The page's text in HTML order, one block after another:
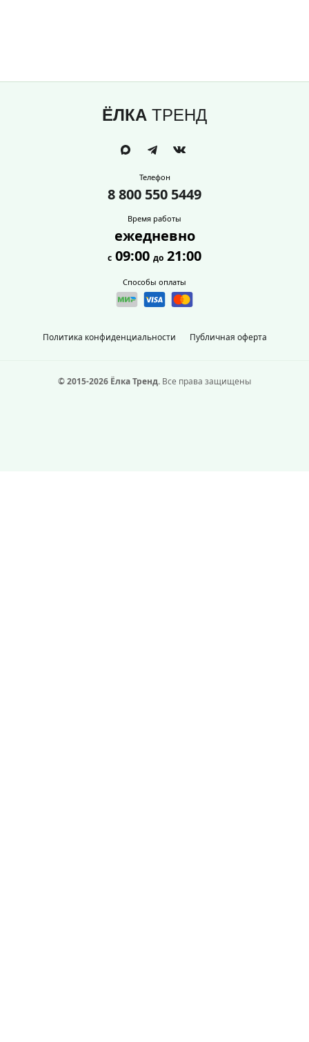
ЁЛКА ТРЕНД
Политика конфиденциальности Публичная оферта
Телефон
8 800 550 5449
Время работы
ежедневно
с 09:00 до 21:00
Способы оплаты
© 2015-2026 Ёлка Тренд. Все права защищены